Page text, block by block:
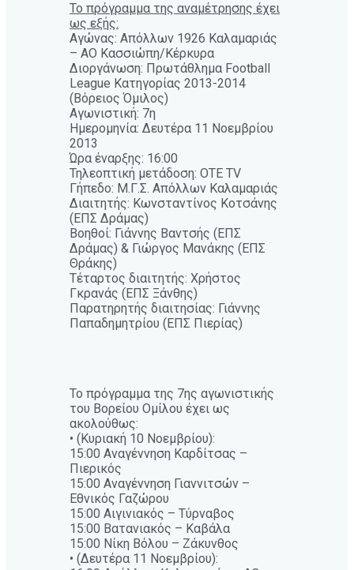
Το πρόγραμμα της αναμέτρησης έχει
ως εξής:
Αγώνας: Απόλλων 1926 Καλαμαριάς
– ΑO Κασσιώπη/Κέρκυρα
Διοργάνωση: Πρωτάθλημα Football
League Κατηγορίας 2013-2014
(Βόρειος Όμιλος)
Αγωνιστική: 7η
Ημερομηνία: Δευτέρα 11 Νοεμβρίου
2013
Ώρα έναρξης: 16:00
Τηλεοπτική μετάδοση: OTE TV
Γήπεδο: Μ.Γ.Σ. Απόλλων Καλαμαριάς
Διαιτητής: Κωνσταντίνος Κοτσάνης
(ΕΠΣ Δράμας)
Βοηθοί: Γιάννης Βαντσής (ΕΠΣ
Δράμας) & Γιώργος Μανάκης (ΕΠΣ
Θράκης)
Τέταρτος διαιτητής: Χρήστος
Γκρανάς (ΕΠΣ Ξάνθης)
Παρατηρητής διαιτησίας: Γιάννης
Παπαδημητρίου (ΕΠΣ Πιερίας)
Το πρόγραμμα της 7ης αγωνιστικής
του Βορείου Ομίλου έχει ως
ακολούθως:
• (Κυριακή 10 Νοεμβρίου):
15:00 Αναγέννηση Καρδίτσας –
Πιερικός
15:00 Αναγέννηση Γιαννιτσών –
Εθνικός Γαζώρου
15:00 Αιγινιακός – Τύρναβος
15:00 Βατανιακός – Καβάλα
15:00 Νίκη Βόλου – Ζάκυνθος
• (Δευτέρα 11 Νοεμβρίου):